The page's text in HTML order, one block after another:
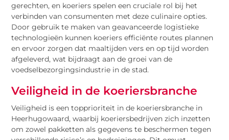
gerechten, en koeriers spelen een cruciale rol bij het
verbinden van consumenten met deze culinaire opties.
Door gebruik te maken van geavanceerde logistieke
technologieën kunnen koeriers efficiënte routes plannen
en ervoor zorgen dat maaltijden vers en op tijd worden
afgeleverd, wat bijdraagt aan de groei van de
voedselbezorgingsindustrie in de stad.
Veiligheid in de koeriersbranche
Veiligheid is een topprioriteit in de koeriersbranche in
Heerhugowaard, waarbij koeriersbedrijven zich inzetten
om zowel pakketten als gegevens te beschermen tegen